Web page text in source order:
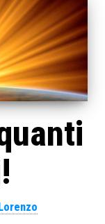
Lorenzo